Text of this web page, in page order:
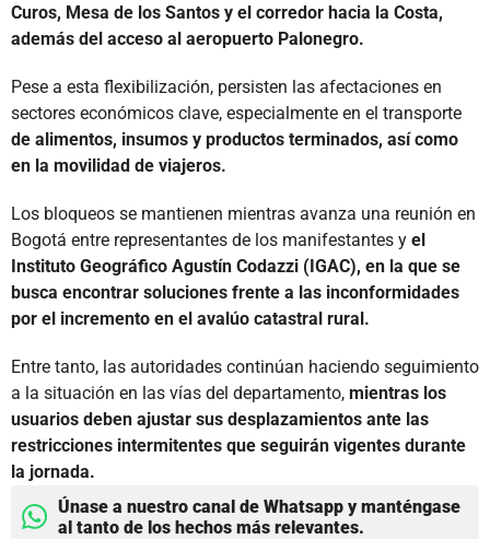
Curos, Mesa de los Santos y el corredor hacia la Costa,
además del acceso al aeropuerto Palonegro.
Pese a esta flexibilización, persisten las afectaciones en
sectores económicos clave, especialmente en el transporte
de alimentos, insumos y productos terminados, así como
en la movilidad de viajeros.
Los bloqueos se mantienen mientras avanza una reunión en
Bogotá entre representantes de los manifestantes y el
Instituto Geográfico Agustín Codazzi (IGAC), en la que se
busca encontrar soluciones frente a las inconformidades
por el incremento en el avalúo catastral rural.
Entre tanto, las autoridades continúan haciendo seguimiento
a la situación en las vías del departamento, mientras los
usuarios deben ajustar sus desplazamientos ante las
restricciones intermitentes que seguirán vigentes durante
la jornada.
Únase a nuestro canal de Whatsapp y manténgase
al tanto de los hechos más relevantes.